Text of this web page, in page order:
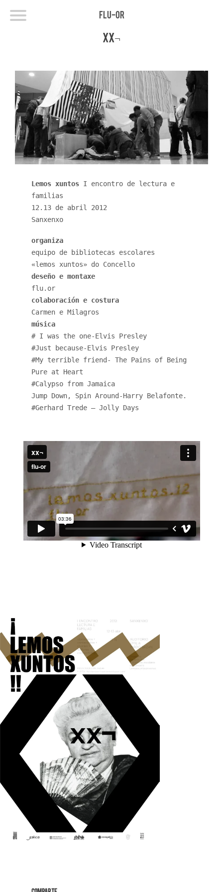
FLU-OR
xx¬
Lemos xuntosI encontro de lectura e
familias
12.13 de abril 2012
Sanxenxo
organiza
equipo de bibliotecas escolares
«lemos xuntos» do Concello
deseño e montaxe
flu.or
colaboración e costura
Carmen e Milagros
música
# I was the one-Elvis Presley
#Just because-Elvis Presley
#My terrible friend- The Pains of Being
Pure at Heart
#Calypso from Jamaica
Jump Down, Spin Around-Harry Belafonte.
#Gerhard Trede – Jolly Days